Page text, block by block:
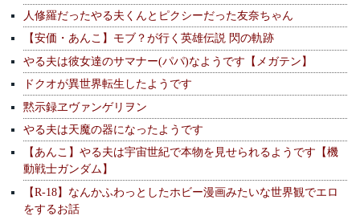
人修羅だったやる夫くんとピクシーだった友奈ちゃん
【安価・あんこ】モブ？が行く英雄伝説 閃の軌跡
やる夫は彼女達のサマナー(パパ)なようです【メガテン】
ドクオが異世界転生したようです
黙示録ヱヴァンゲリヲン
やる夫は天魔の器になったようです
【あんこ】やる夫は宇宙世紀で本物を見せられるようです【機
動戦士ガンダム】
【R-18】なんかふわっとしたホビー漫画みたいな世界観でエロ
をするお話